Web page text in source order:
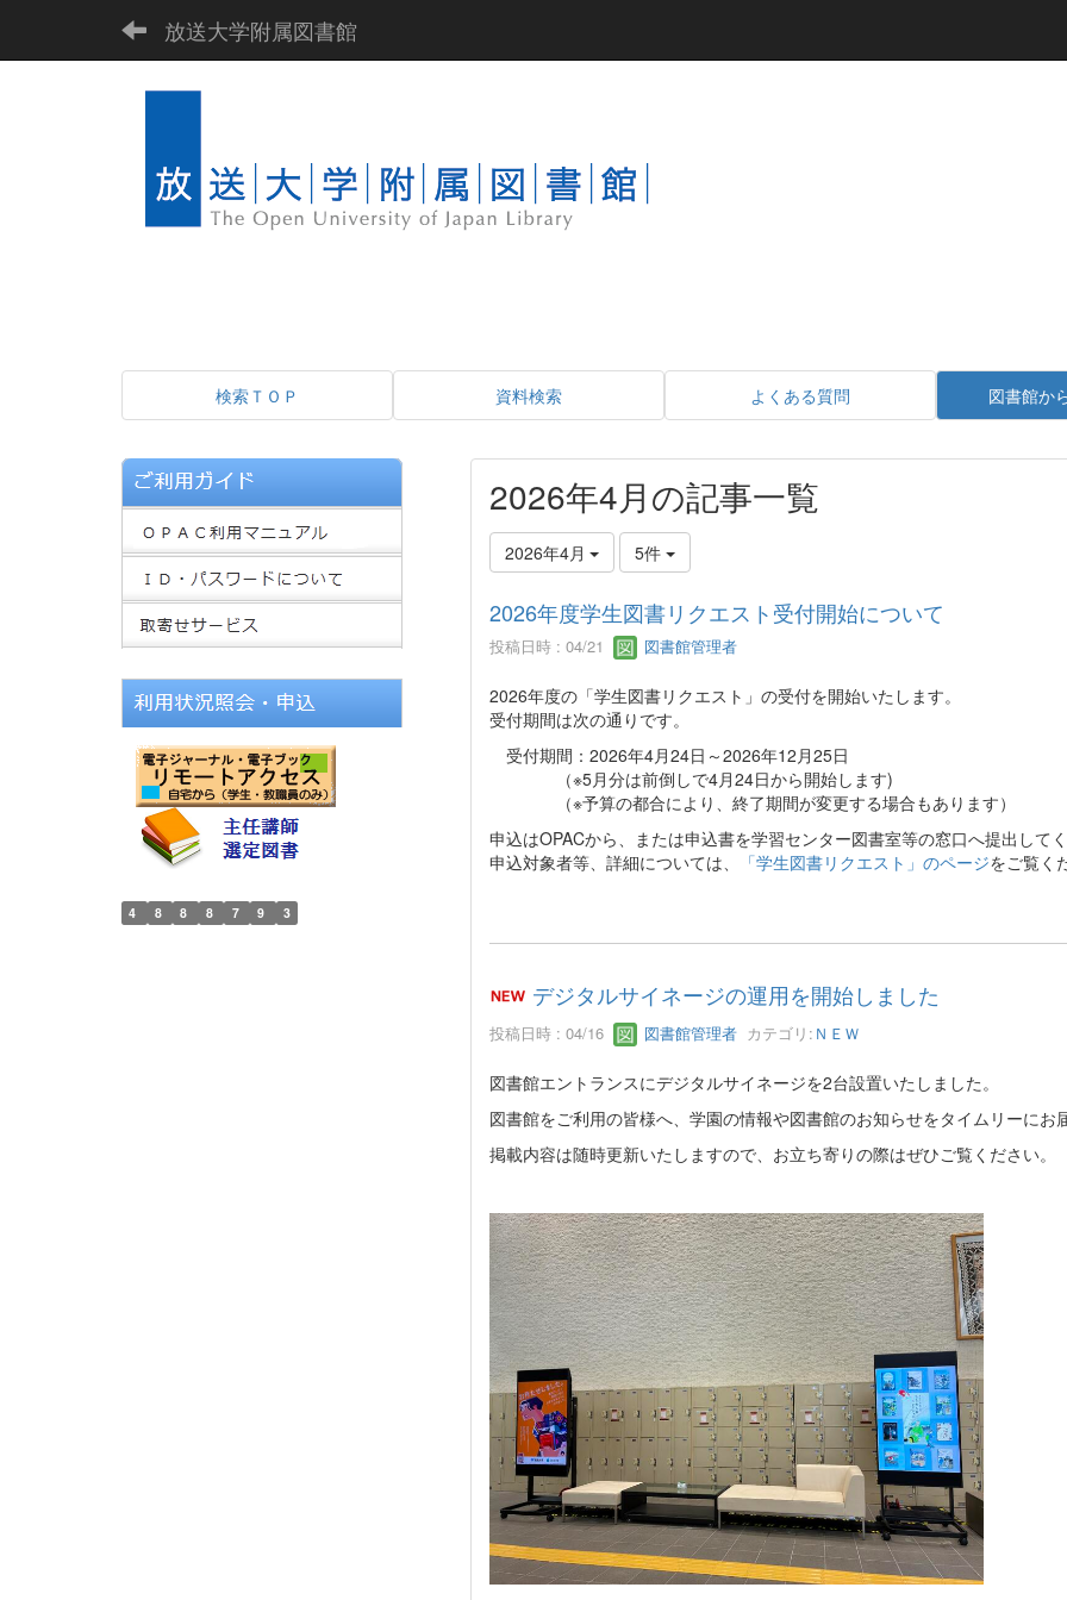
放送大学附属図書館
検索ＴＯＰ 資料検索 よくある質問 図書館か
2026年4月の記事一覧
2026年4月 5件
2026年度学生図書リクエスト受付開始について
投稿日時 : 04/21 図書館管理者
2026年度の「学生図書リクエスト」の受付を開始いたします。
受付期間は次の通りです。
受付期間：2026年4月24日～2026年12月25日
（※5月分は前倒しで4月24日から開始します)
（※予算の都合により、終了期間が変更する場合もあります）
申込はOPACから、または申込書を学習センター図書室等の窓口へ提出してく
申込対象者等、詳細については、
「学生図書リクエスト」のページをご覧く
デジタルサイネージの運用を開始しました
投稿日時 : 04/16 図書館管理者カテゴリ: ＮＥＷ
図書館エントランスにデジタルサイネージを2台設置いたしました。
図書館をご利用の皆様へ、学園の情報や図書館のお知らせをタイムリーにお
掲載内容は随時更新いたしますので、お立ち寄りの際はぜひご覧ください。
4 8 8 8 7 9 3